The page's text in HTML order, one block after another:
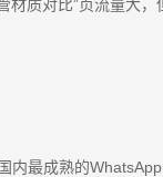
质对比”页流量大
最成熟的